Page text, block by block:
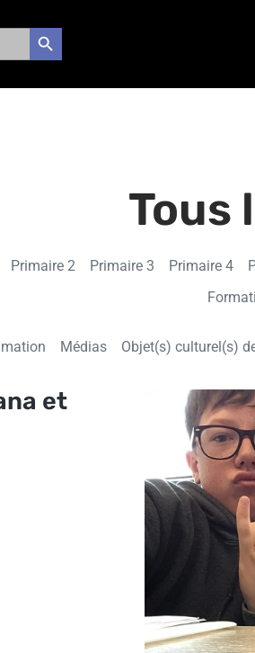
SEARCH BUTTON
Tous
Primaire 2 Primaire 3 Primaire 4
Médias Objet(s) culturel(s)
et